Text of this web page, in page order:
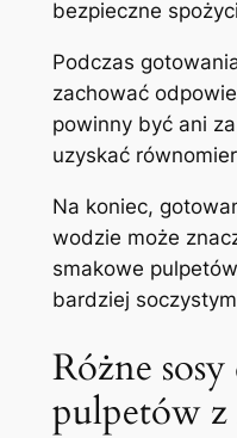
bezpieczne
Podczas
zachować
powinny być ani
uzyskać
Na koniec,
wodzie może
smakowe
bardziej
Różne
pulpetów z